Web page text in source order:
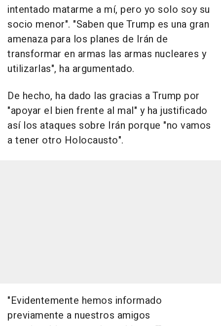
intentado matarme a mí, pero yo solo soy su
socio menor". "Saben que Trump es una gran
amenaza para los planes de Irán de
transformar en armas las armas nucleares y
utilizarlas", ha argumentado.
De hecho, ha dado las gracias a Trump por
"apoyar el bien frente al mal" y ha justificado
así los ataques sobre Irán porque "no vamos
a tener otro Holocausto".
"Evidentemente hemos informado
previamente a nuestros amigos